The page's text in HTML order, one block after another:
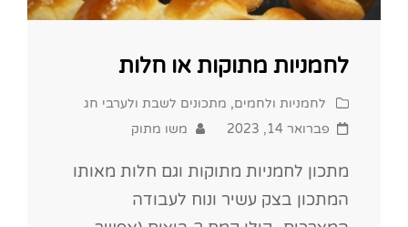
לחמניות מתוקות או חלות
Cat
לחמניות ולחמים, מתכונים לשבת ולערבי חג
Posted
פברואר 14, 2023 משו מתוק
מתכון לחמניות מתוקות וגם חלות מאותו
המתכון בצק עשיר ונוח לעבודה